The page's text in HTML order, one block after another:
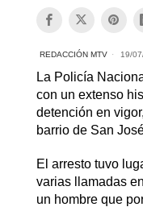
REDACCIÓN MTV 19/
La Policía
con un extenso
detención en
barrio de San
El arresto tuvo
varias llamadas
un hombre que